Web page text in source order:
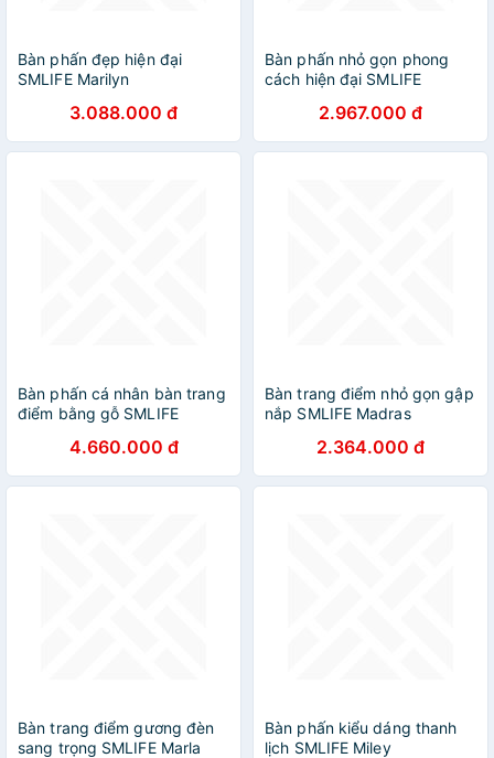
Bàn phấn đẹp hiện đại
SMLIFE Marilyn
3.088.000 đ
Bàn phấn nhỏ gọn phong
cách hiện đại SMLIFE
2.967.000 đ
Bàn phấn cá nhân bàn trang
điểm bằng gỗ SMLIFE
4.660.000 đ
Bàn trang điểm nhỏ gọn gập
nắp SMLIFE Madras
2.364.000 đ
Bàn trang điểm gương đèn
sang trọng SMLIFE Marla
Bàn phấn kiểu dáng thanh
lịch SMLIFE Miley